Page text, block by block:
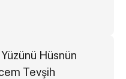
Hüsnün
Tevşih